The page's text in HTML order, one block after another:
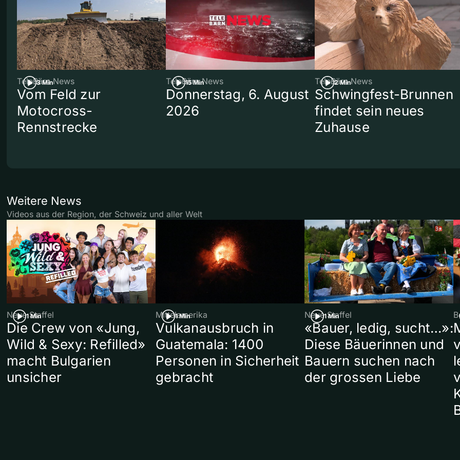
3 Min
TeleBärn News
Vom Feld zur
Motocross-
Rennstrecke
15 Min
TeleBärn News
Donnerstag, 6. August
2026
2 Min
TeleBärn News
Schwingfest-Brunnen
findet sein neues
Zuhause
Weitere News
Videos aus der Region, der Schweiz und aller Welt
1 Min
Neue Staffel
Die Crew von «Jung,
Wild & Sexy: Refilled»
macht Bulgarien
unsicher
1 Min
Mittelamerika
Vulkanausbruch in
Guatemala: 1400
Personen in Sicherheit
gebracht
1 Min
Neue Staffel
«Bauer, ledig, sucht…»:
Diese Bäuerinnen und
Bauern suchen nach
der grossen Liebe